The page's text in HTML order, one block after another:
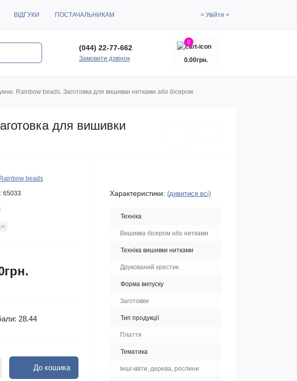
ВІДГУКИ ПОСТАЧАЛЬНИКАМ > Увійти <
(044) 22-77-662
Замовити дзвінок
0
0.00грн.
Rainbow beads. Заготовка для вишивки нитками або бісером
для вишивки
Rainbow beads
65033
28.44
До кошика
Характеристики: (дивитися всі)
Техніка
Вишивка бісером або нитками
Техніка вишивки нитками
Друкований хрестик
Форма випуску
Заготовки
Тип продукції
Плаття
Тематика
Інші квіти, дерева, рослини